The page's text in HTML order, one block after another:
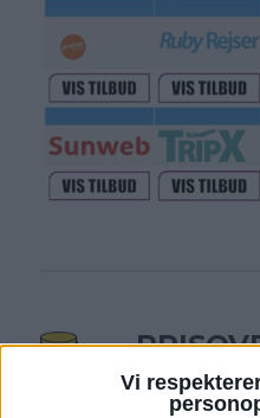
ViTILKØB